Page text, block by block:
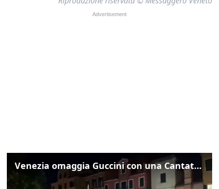
Venezia omaggia Guccini con una Cantata Anarchica in campo Santa Margherita